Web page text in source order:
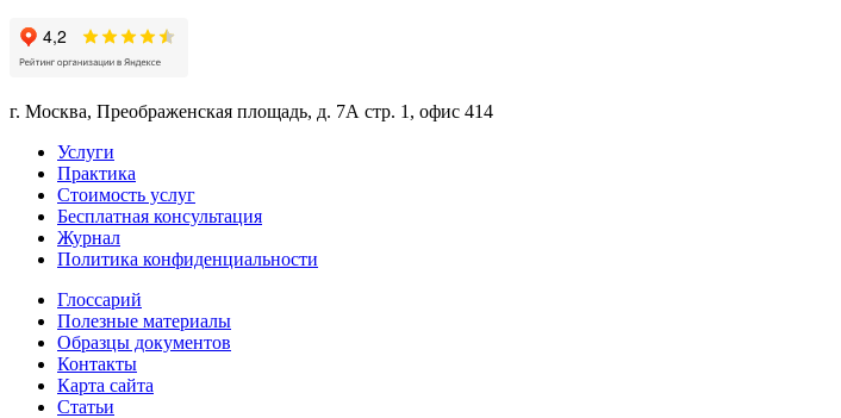
г. Москва, Преображенская площадь, д. 7А стр. 1, офис 414
Услуги
Практика
Стоимость услуг
Бесплатная консультация
Журнал
Политика конфиденциальности
Глоссарий
Полезные материалы
Образцы документов
Контакты
Карта сайта
Статьи